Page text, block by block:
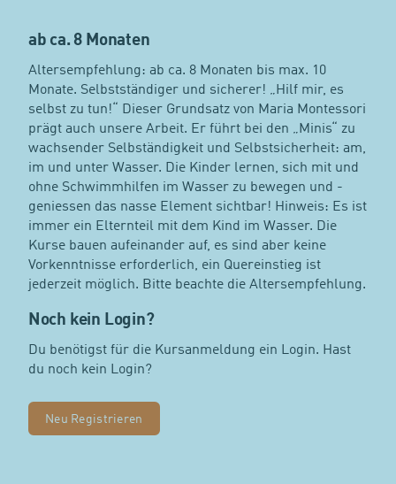
ab ca. 8 Monaten
Altersempfehlung: ab ca. 8 Monaten bis max. 10
Monate. Selbstständiger und sicherer! „Hilf mir, es
selbst zu tun!“ Dieser Grundsatz von Maria Montessori
prägt auch unsere Arbeit. Er führt bei den „Minis“ zu
wachsender Selbständigkeit und Selbstsicherheit: am,
im und unter Wasser. Die Kinder lernen, sich mit und
ohne Schwimmhilfen im Wasser zu bewegen und -
geniessen das nasse Element sichtbar! Hinweis: Es ist
immer ein Elternteil mit dem Kind im Wasser. Die
Kurse bauen aufeinander auf, es sind aber keine
Vorkenntnisse erforderlich, ein Quereinstieg ist
jederzeit möglich. Bitte beachte die Altersempfehlung.
Noch kein Login?
Du benötigst für die Kursanmeldung ein Login. Hast
du noch kein Login?
Neu Registrieren